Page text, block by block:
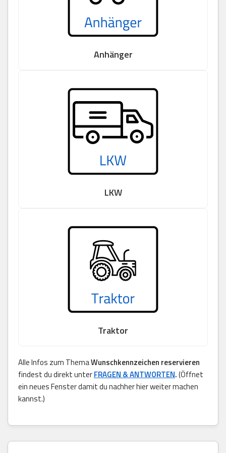
Anhänger
LKW
Traktor
Alle Infos zum ThemaWunschkennzeichen reservieren
findest du direkt unterFRAGEN & ANTWORTEN.(Öffnet
ein neues Fenster damit du nachher hier weiter machen
kannst.)